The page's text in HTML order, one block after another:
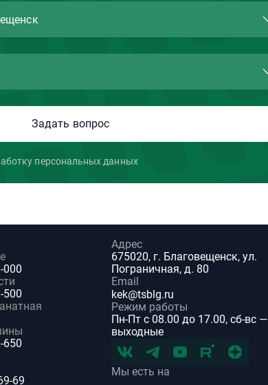
персональных данных
000
500
650
69
Адрес
675020, г. Благовещенск, ул.
Пограничная, д. 80
Email
kek@tsblg.ru
Режим работы
Пн-Пт с 08.00 до 17.00, сб-вс —
выходные
Мы есть на